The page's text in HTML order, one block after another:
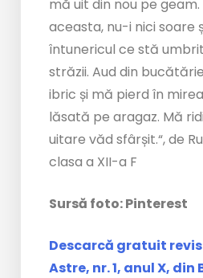
mă uit din nou pe
aceasta, nu-i nici soare
întunericul ce stă
străzii. Aud din
ibric și mă pierd în
lăsată pe aragaz. Mă
uitare văd sfârșit.“, de
clasa a XII-a F
Sursă foto: Pinterest
Descarcă gratuit
Astre, nr. 1, anul X,